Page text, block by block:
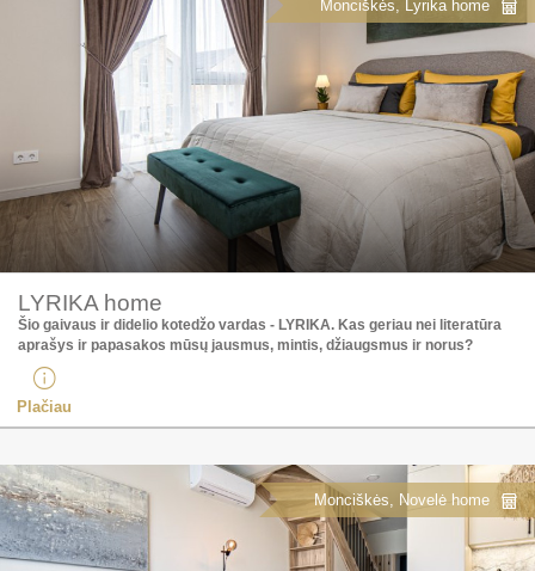
Monciškės, Lyrika home
LYRIKA home
Šio gaivaus ir didelio kotedžo vardas - LYRIKA. Kas geriau nei literatūra
aprašys ir papasakos mūsų jausmus, mintis, džiaugsmus ir norus?
Plačiau
Monciškės, Novelė home